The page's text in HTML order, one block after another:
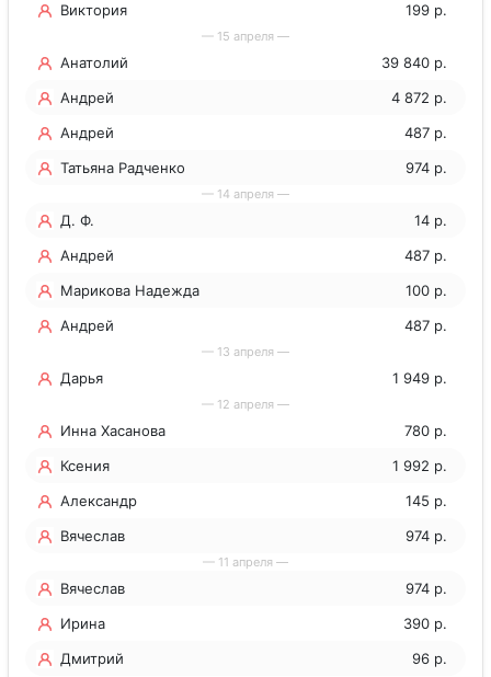
Виктория
199 р.
— 15 апреля —
Анатолий
39 840 р.
Андрей
4 872 р.
Андрей
487 р.
Татьяна Радченко
974 р.
— 14 апреля —
Д. Ф.
14 р.
Андрей
487 р.
Марикова Надежда
Григорьевна
100 р.
Андрей
487 р.
— 13 апреля —
Дарья 1 949 р.
— 12 апреля —
Инна Хасанова
780 р.
Ксения
1 992 р.
Александр
145 р.
Вячеслав
974 р.
— 11 апреля —
Вячеслав
974 р.
Ирина
390 р.
Дмитрий
96 р.